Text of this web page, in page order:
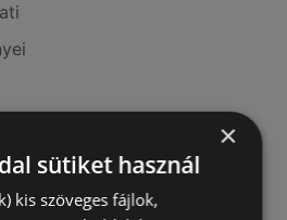
×
sütiket használ
kis szöveges fájlok,